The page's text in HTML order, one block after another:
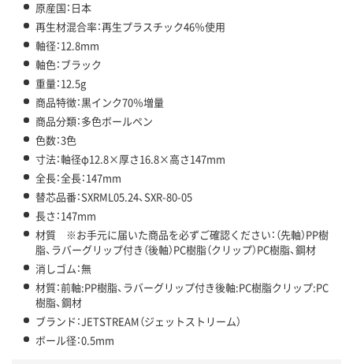
原産国：日本
再生材混合率：再生プラスチック46％使用
軸径：12.8mm
軸色：ブラック
重量：12.5g
商品特徴：黒インク70％増量
商品分類：多色ボールペン
色数：3色
寸法：軸径φ12.8×厚さ16.8×高さ147mm
全長：全長：147mm
替芯品番：SXRML05.24、SXR-80-05
長さ：147mm
材質 ※お手元に届いた商品を必ずご確認ください：（先軸）PP樹
脂、ラバーグリップ付き（後軸）PC樹脂（クリップ）PC樹脂、鋼材
消しゴム：無
材質：前軸:PP樹脂、ラバーグリップ付き後軸:PC樹脂クリップ:PC
樹脂、鋼材
ブランド：JETSTREAM（ジェットストリーム）
ボール径：0.5mm